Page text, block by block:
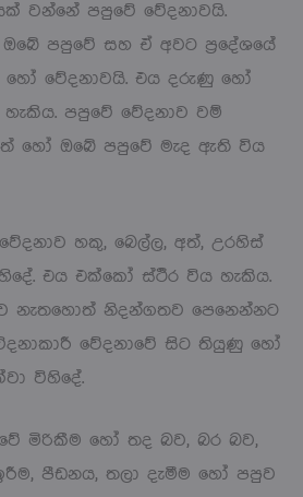
වන්නේ පපුවේ වේදනාවයි.
පපුවේ සහ ඒ අවට ප්‍රදේශයේ
වේදනාවයි. එය දරුණු හෝ
පපුවේ වේදනාව වම්
හෝ ඔබේ පපුවේ මැද ඇති විය
හකු, බෙල්ල, අත්, උරහිස්
එය එක්කෝ ස්ථීර විය හැකිය.
නැතහොත් නිදන්ගතව පෙනෙන්නට
වේදනාවේ සිට තියුණු හෝ
විහිදේ.
මිරිකීම හෝ තද බව, බර බව,
පීඩනය, තලා දැමීම හෝ පපුව